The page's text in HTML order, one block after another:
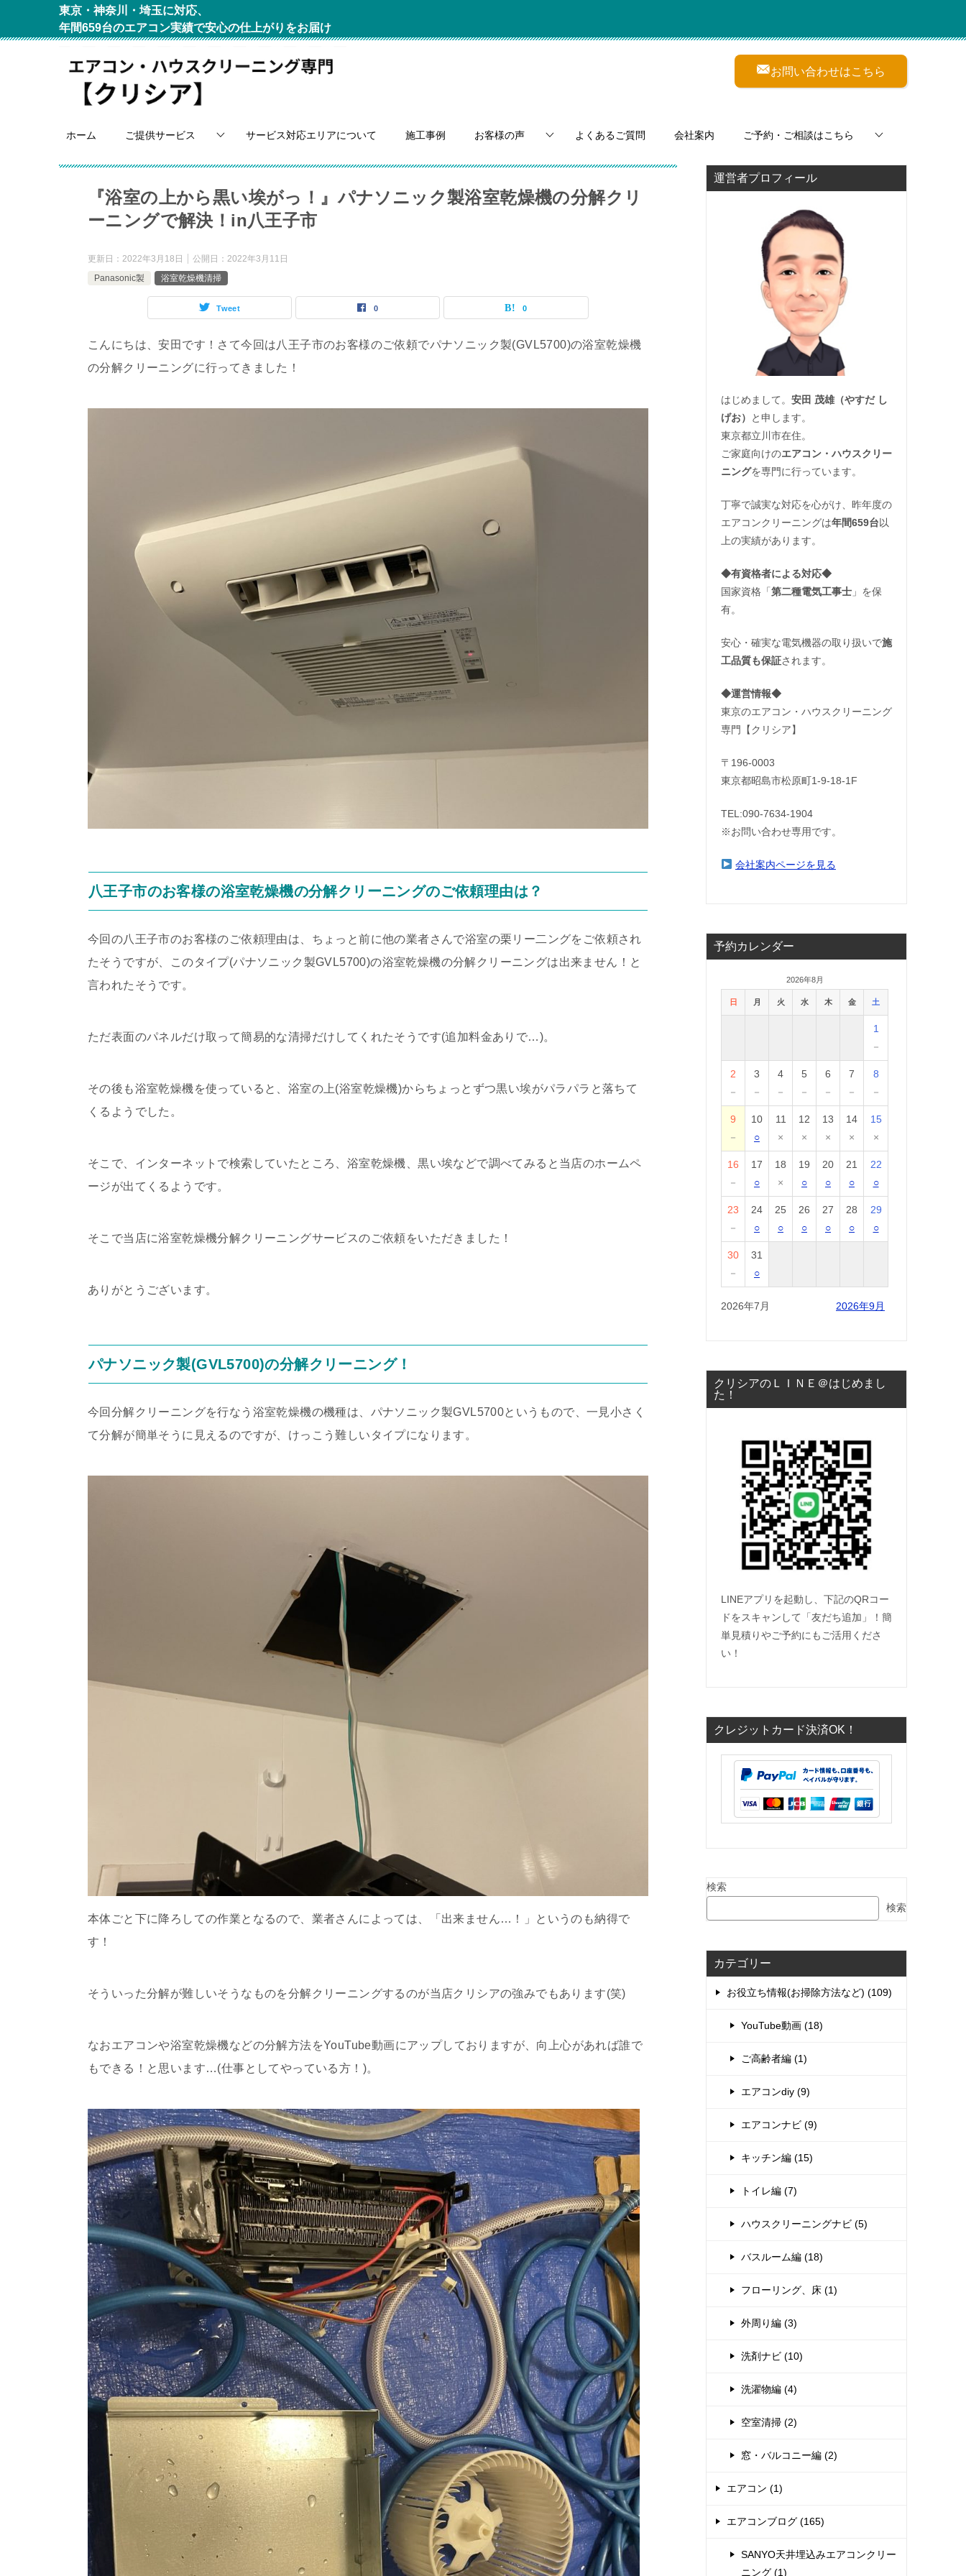
東京・神奈川・埼玉に対応、
年間659台のエアコン実績で安心の仕上がりをお届け
お問い合わせはこちら
ホーム ご提供サービス サービス対応エリアについて 施工事例 お客様の声 よくあるご質問 会社案内 ご予約・ご相談はこちら
『浴室の上から黒い埃がっ！』パナソニック製浴室乾燥機の分解クリ
ーニングで解決！in八王子市
更新日： 2022年3月18日 公開日： 2022年3月11日
Panasonic製
浴室乾燥機清掃
Tweet 0 0
こんにちは、安田です！さて今回は八王子市のお客様のご依頼でパナソニック製(GVL5700)の浴室乾燥機
の分解クリーニングに行ってきました！
八王子市のお客様の浴室乾燥機の分解クリーニングのご依頼理由は？
今回の八王子市のお客様のご依頼理由は、ちょっと前に他の業者さんで浴室の栗リー二ングをご依頼され
たそうですが、このタイプ(パナソニック製GVL5700)の浴室乾燥機の分解クリーニングは出来ません！と
言われたそうです。
ただ表面のパネルだけ取って簡易的な清掃だけしてくれたそうです(追加料金ありで…)。
その後も浴室乾燥機を使っていると、浴室の上(浴室乾燥機)からちょっとずつ黒い埃がパラパラと落ちて
くるようでした。
そこで、インターネットで検索していたところ、浴室乾燥機、黒い埃などで調べてみると当店のホームペ
ージが出てくるようです。
そこで当店に浴室乾燥機分解クリーニングサービスのご依頼をいただきました！
ありがとうございます。
パナソニック製(GVL5700)の分解クリーニング！
今回分解クリーニングを行なう浴室乾燥機の機種は、パナソニック製GVL5700というもので、一見小さく
て分解が簡単そうに見えるのですが、けっこう難しいタイプになります。
本体ごと下に降ろしての作業となるので、業者さんによっては、「出来ません…！」というのも納得で
す！
そういった分解が難しいそうなものを分解クリーニングするのが当店クリシアの強みでもあります(笑)
なおエアコンや浴室乾燥機などの分解方法をYouTube動画にアップしておりますが、向上心があれば誰で
もできる！と思います…(仕事としてやっている方！)。
運営者プロフィール
はじめまして。 安田 茂雄（やすだ し
げお）
と申します。
東京都立川市在住。
ご家庭向けのエアコン・ハウスクリー
ニングを専門に行っています。
丁寧で誠実な対応を心がけ、昨年度の
エアコンクリーニングは年間659台以
上の実績があります。
◆有資格者による対応◆
国家資格「第二種電気工事士 」を保
有。
安心・確実な電気機器の取り扱いで施
工品質も保証されます。
◆運営情報◆
東京のエアコン・ハウスクリーニング
専門【クリシア】
〒196-0003
東京都昭島市松原町1-9‐18‐1F
TEL:090-7634-1904
※お問い合わせ専用です。
会社案内ページを見る
予約カレンダー
2026年8月
日 月 火 水 木 金 土
1
－
2
－
3
－
4
－
5
－
6
－
7
－
8
－
9
－
10
○
11
×
12
×
13
×
14
×
15
×
16
－
17
○
18
×
19
○
20
○
21
○
22
○
23
－
24
○
25
○
26
○
27
○
28
○
29
○
30
－
31
○
2026年7月 2026年9月
クリシアのＬＩＮＥ＠はじめまし
た！
LINEアプリを起動し、下記のQRコー
ドをスキャンして「友だち追加」！簡
単見積りやご予約にもご活用くださ
い！
クレジットカード決済OK！
検索
検索
カテゴリー
お役立ち情報(お掃除方法など) (109)
YouTube動画 (18)
ご高齢者編 (1)
エアコンdiy (9)
エアコンナビ (9)
キッチン編 (15)
トイレ編 (7)
ハウスクリーニングナビ (5)
バスルーム編 (18)
フローリング、床 (1)
外周り編 (3)
洗剤ナビ (10)
洗濯物編 (4)
空室清掃 (2)
窓・バルコニー編 (2)
エアコン (1)
エアコンブログ (165)
SANYO天井埋込みエアコンクリー
ニング (1)